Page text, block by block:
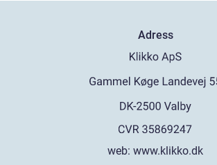
Adress
web: www.klikko.dk